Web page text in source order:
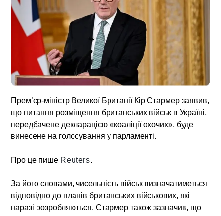
Прем’єр-міністр Великої Британії Кір Стармер заявив,
що питання розміщення британських військ в Україні,
передбачене декларацією «коаліції охочих», буде
винесене на голосування у парламенті.
Про це пише Reuters.
За його словами, чисельність військ визначатиметься
відповідно до планів британських військових, які
наразі розробляються. Стармер також зазначив, що